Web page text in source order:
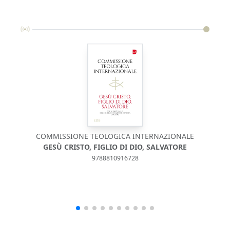
COMMISSIONE TEOLOGICA INTERNAZIONALE
GESÙ CRISTO, FIGLIO DI DIO, SALVATORE
9788810916728